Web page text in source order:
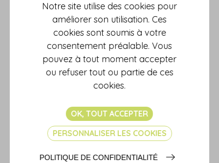
01/02/2022
USA : COMMENT CALCULER LE
Notre site utilise des cookies pour
améliorer son utilisation. Ces
cookies sont soumis à votre
consentement préalable. Vous
pouvez à tout moment accepter
ou refuser tout ou partie de ces
cookies.
OK, TOUT ACCEPTER
PERSONNALISER LES COOKIES
POLITIQUE DE CONFIDENTIALITÉ